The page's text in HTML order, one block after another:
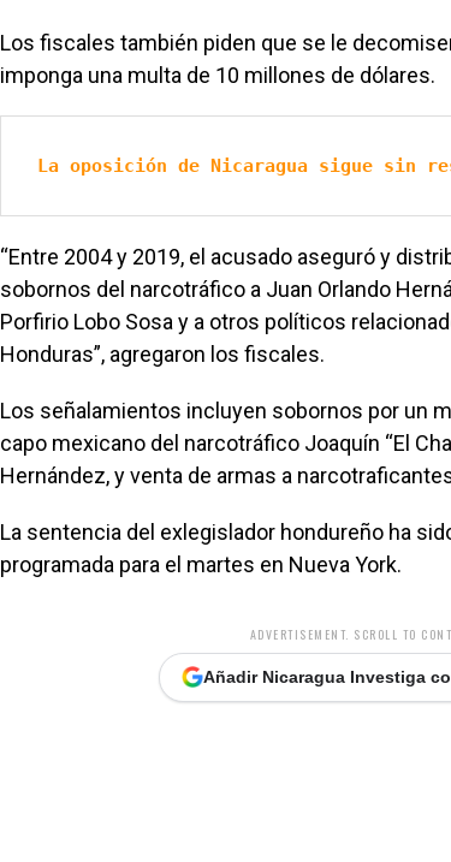
Los fiscales también piden que se le
imponga una multa de 10 millones de dólares.
La oposición de Nicaragua sigue sin
“Entre 2004 y 2019, el acusado aseguró y
sobornos del narcotráfico a Juan Orlando
Porfirio Lobo Sosa y a otros políticos
Honduras”, agregaron los fiscales.
Los señalamientos incluyen sobornos por un
capo mexicano del narcotráfico Joaquín “El
Hernández, y venta de armas a
La sentencia del exlegislador hondureño ha
programada para el martes en Nueva York.
ADVERTISEMENT. SCROLL TO
Añadir Nicaragua Investiga